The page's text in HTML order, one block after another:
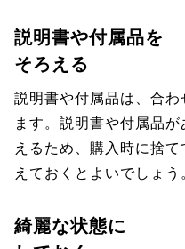
説明書や付属品を
そろえる
説明書や付属品は、合
ます。説明書や付属品
えるため、購入時に捨
えておくとよいでしょう
綺麗な状態に